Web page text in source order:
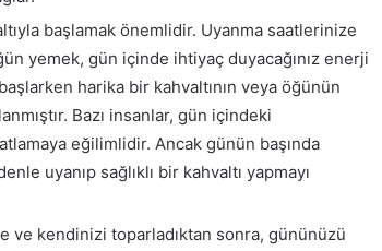
başlamak önemlidir. Uyanma saatlerinize
yemek, gün içinde ihtiyaç duyacağınız enerji
harika bir kahvaltının veya öğünün
Bazı insanlar, gün içindeki
eğilimlidir. Ancak günün başında
uyanıp sağlıklı bir kahvaltı yapmayı
ve kendinizi toparladıktan sonra, gününüzü